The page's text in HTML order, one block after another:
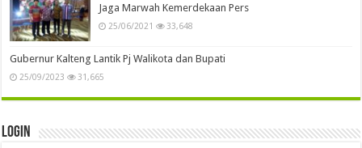
Jaga Marwah Kemerdekaan Pers
25/06/2021 33,648
Gubernur Kalteng Lantik Pj Walikota dan Bupati
25/09/2023 31,665
Login